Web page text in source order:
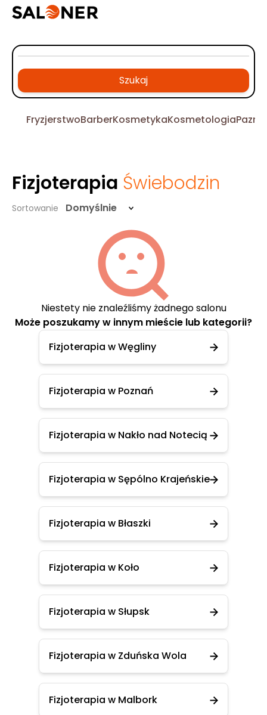
Szukaj
FryzjerstwoBarberKosmetykaKosmetologia
Fizjoterapia Świebodzin
Sortowanie Domyślnie
Niestety nie znaleźliśmy żadnego salonu
Może poszukamy w innym mieście lub kategorii?
Fizjoterapia w Węgliny
Fizjoterapia w Poznań
Fizjoterapia w Nakło nad Notecią
Fizjoterapia w Sępólno Krajeńskie
Fizjoterapia w Błaszki
Fizjoterapia w Koło
Fizjoterapia w Słupsk
Fizjoterapia w Zduńska Wola
Fizjoterapia w Malbork